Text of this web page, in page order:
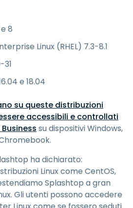
8
Linux (RHEL) 7.3-8.1
31
e 18.04
su queste distribuzioni
accessibili e controllati
su dispositivi Windows,
ha dichiarato:
Linux come CentOS,
Splashtop a gran
Gli utenti possono accedere